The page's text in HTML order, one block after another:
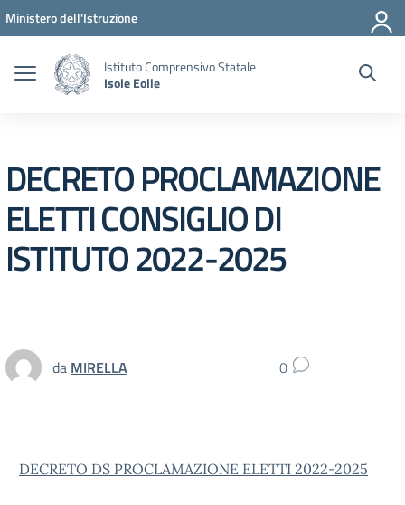
Vai ai contenuti
Vai al menu di navigazione
Vai al footer
Ministero dell'Istruzione
Istituto Comprensivo Statale
Isole Eolie
DECRETO PROCLAMAZIONE
ELETTI CONSIGLIO DI
ISTITUTO 2022-2025
da MIRELLA 0
DECRETO DS PROCLAMAZIONE ELETTI 2022-2025